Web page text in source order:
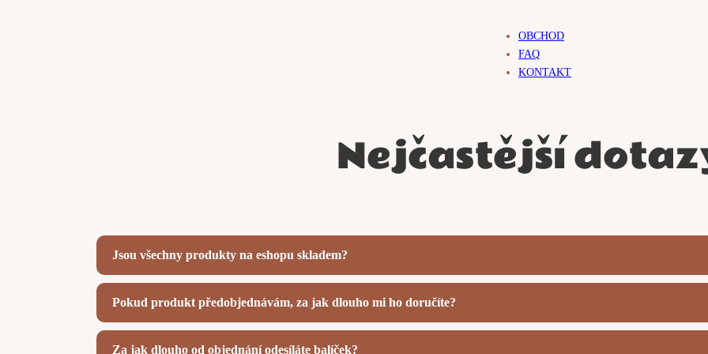
OBCHOD
FAQ
KONTAKT
Nejčastější
Jsou všechny produkty na eshopu skladem?
Pokud produkt předobjednávám, za jak dlouho mi ho doručíte?
Za jak dlouho od objednání odesíláte balíček?